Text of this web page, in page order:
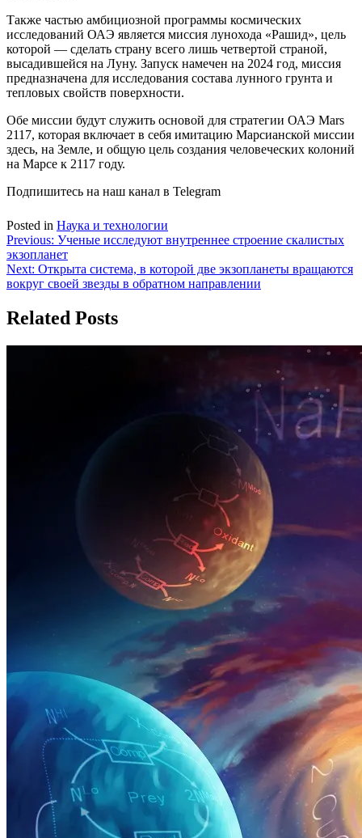
Также частью амбициозной программы космических
исследований ОАЭ является миссия лунохода «Рашид», цель
которой — сделать страну всего лишь четвертой страной,
высадившейся на Луну. Запуск намечен на 2024 год, миссия
предназначена для исследования состава лунного грунта и
тепловых свойств поверхности.
Обе миссии будут служить основой для стратегии ОАЭ Mars
2117, которая включает в себя имитацию Марсианской миссии
здесь, на Земле, и общую цель создания человеческих колоний
на Марсе к 2117 году.
Подпишитесь на наш канал в Telegram
Posted in Наука и технологии
Навигация
по
записям
Previous: Ученые исследуют внутреннее строение скалистых
экзопланет
Next: Открыта система, в которой две экзопланеты вращаются
вокруг своей звезды в обратном направлении
Related Posts